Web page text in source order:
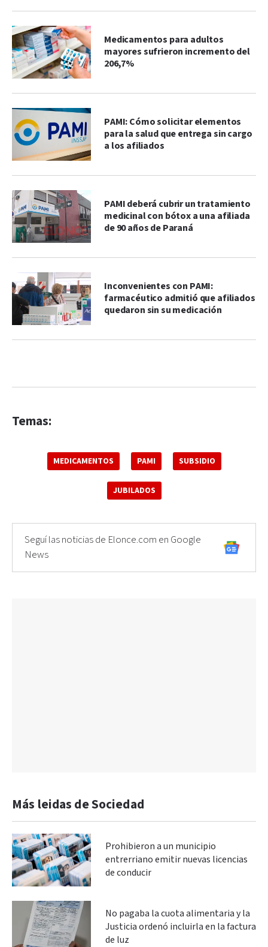
Medicamentos para adultos
mayores sufrieron incremento del
206,7%
PAMI: Cómo solicitar elementos
para la salud que entrega sin cargo
a los afiliados
PAMI deberá cubrir un tratamiento
medicinal con bótox a una afiliada
de 90 años de Paraná
Inconvenientes con PAMI:
farmacéutico admitió que afiliados
quedaron sin su medicación
Temas:
MEDICAMENTOS PAMI SUBSIDIO
JUBILADOS
Seguí las noticias de Elonce.com en Google
News
Más leidas de Sociedad
Prohibieron a un municipio
entrerriano emitir nuevas licencias
de conducir
No pagaba la cuota alimentaria y la
Justicia ordenó incluirla en la factura
de luz